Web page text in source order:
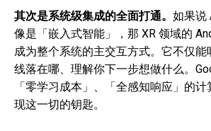
其次是系统级集成的全面打通。 如果说
像是「嵌入式智能」，那 XR 领域的
成为整个系统的主交互方式。它不仅
线落在哪、理解你下一步想做什么。
「零学习成本」、「全感知响应」的
现这一切的钥匙。